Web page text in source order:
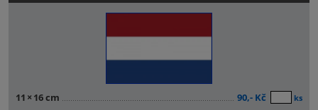
11 × 16 cm 90,- Kč ks